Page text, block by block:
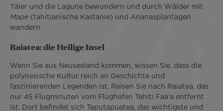
Täler und die Lagune bewundern und durch Wälder mit
Mape (tahitianische Kastanie) und Ananasplantagen
wandern.
Raiatea: die Heilige Insel
Wenn Sie aus Neuseeland kommen, wissen Sie, dass die
polynesische Kultur reich an Geschichte und
faszinierenden Legenden ist. Reisen Sie nach Raiatea, das
nur 45 Flugminuten vom Flughafen Tahiti Faa'a entfernt
ist. Dort befindet sich Taputapuatea, das wichtigste und